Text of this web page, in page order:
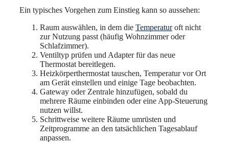
Ein typisches Vorgehen zum Einstieg kann so aussehen:
Raum auswählen, in dem die Temperaturoft nicht
zur Nutzung passt (häufig Wohnzimmer oder
Schlafzimmer).
Ventiltyp prüfen und Adapter für das neue
Thermostat bereitlegen.
Heizkörperthermostat tauschen, Temperatur vor Ort
am Gerät einstellen und einige Tage beobachten.
Gateway oder Zentrale hinzufügen, sobald du
mehrere Räume einbinden oder eine App-Steuerung
nutzen willst.
Schrittweise weitere Räume umrüsten und
Zeitprogramme an den tatsächlichen Tagesablauf
anpassen.